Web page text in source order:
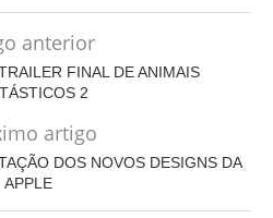
anterior
FINAL DE ANIMAIS
2
artigo
DOS NOVOS DESIGNS DA
APPLE